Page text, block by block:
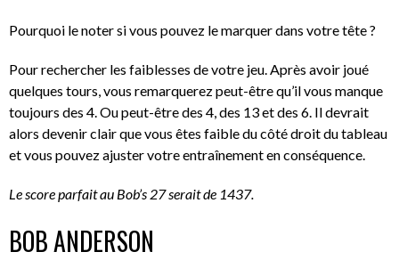
Pourquoi le noter si vous pouvez le marquer dans votre tête ?
Pour rechercher les faiblesses de votre jeu. Après avoir joué
quelques tours, vous remarquerez peut-être qu’il vous manque
toujours des 4. Ou peut-être des 4, des 13 et des 6. Il devrait
alors devenir clair que vous êtes faible du côté droit du tableau
et vous pouvez ajuster votre entraînement en conséquence.
Le score parfait au Bob’s 27 serait de 1437.
BOB ANDERSON